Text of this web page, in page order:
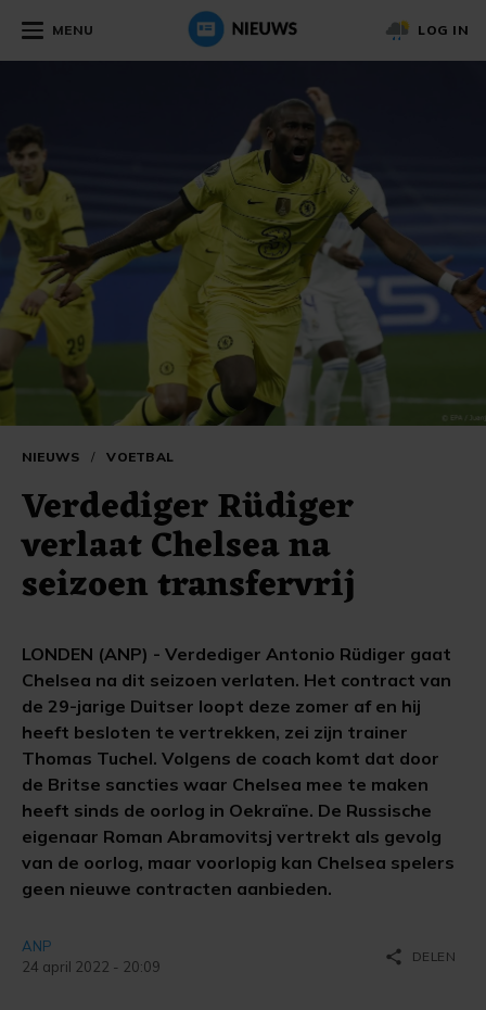
MENU LOG IN
NIEUWS / VOETBAL
Verdediger Rüdiger
verlaat Chelsea na
seizoen transfervrij
LONDEN (ANP) - Verdediger Antonio Rüdiger gaat
Chelsea na dit seizoen verlaten. Het contract van
de 29-jarige Duitser loopt deze zomer af en hij
heeft besloten te vertrekken, zei zijn trainer
Thomas Tuchel. Volgens de coach komt dat door
de Britse sancties waar Chelsea mee te maken
heeft sinds de oorlog in Oekraïne. De Russische
eigenaar Roman Abramovitsj vertrekt als gevolg
van de oorlog, maar voorlopig kan Chelsea spelers
geen nieuwe contracten aanbieden.
ANP
24 april 2022 - 20:09
share DELEN